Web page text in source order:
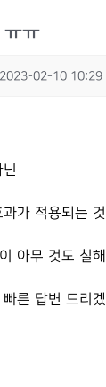
ㅠ
2023-02-10 10:29
가 적용되는
아무 것도 칠
른 답변 드리